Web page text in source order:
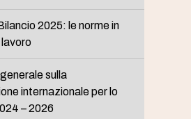
2025: le norme in
sulla
internazionale per lo
– 2026